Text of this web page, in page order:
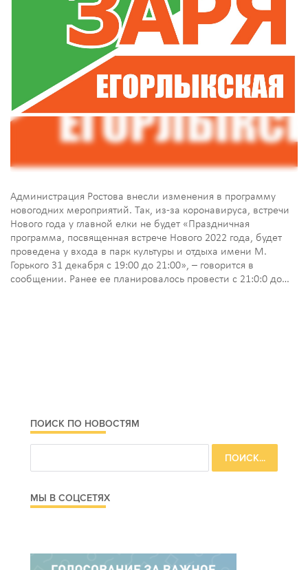
Администрация Ростова внесли изменения в программу
новогодних мероприятий. Так, из-за коронавируса, встречи
Нового года у главной елки не будет «Праздничная
программа, посвященная встрече Нового 2022 года, будет
проведена у входа в парк культуры и отдыха имени М.
Горького 31 декабря с 19:00 до 21:00», – говорится в
сообщении. Ранее ее планировалось провести с 21:0:0 до…
ПОИСК ПО НОВОСТЯМ
МЫ В СОЦСЕТЯХ